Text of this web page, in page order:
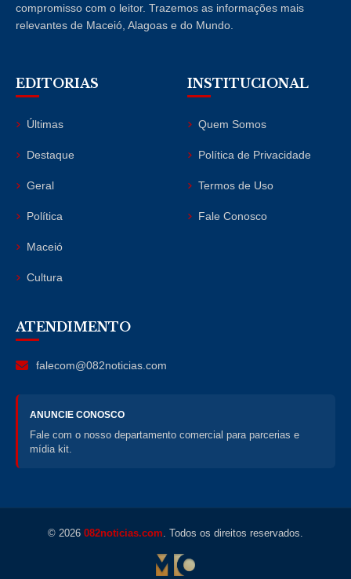
compromisso com o leitor. Trazemos as informações mais
relevantes de Maceió, Alagoas e do Mundo.
EDITORIAS
Últimas
Destaque
Geral
Política
Maceió
Cultura
INSTITUCIONAL
Quem Somos
Política de Privacidade
Termos de Uso
Fale Conosco
ATENDIMENTO
falecom@082noticias.com
ANUNCIE CONOSCO
Fale com o nosso departamento comercial para parcerias e
mídia kit.
© 2026 082noticias.com . Todos os direitos reservados.